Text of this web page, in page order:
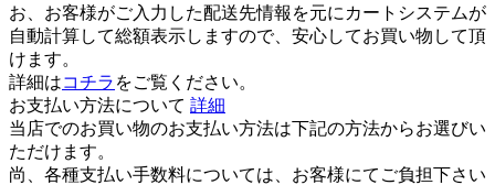
お、お客様がご入力した配送先情報を元にカートシステムが
自動計算して総額表示しますので、安心してお買い物して頂
けます。
詳細はコチラ をご覧ください。
お支払い方法について 詳細
当店でのお買い物のお支払い方法は下記の方法からお選びい
ただけます。
尚、各種支払い手数料については、お客様にてご負担下さい